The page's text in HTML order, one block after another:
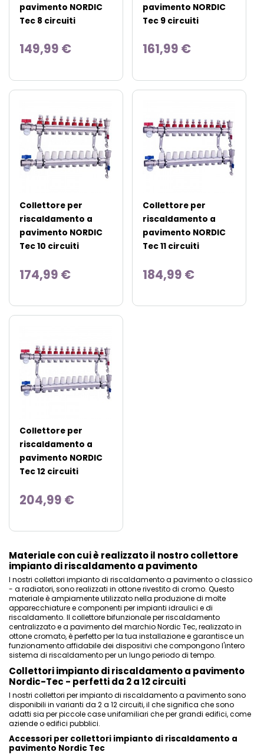
pavimento NORDIC
Tec 8 circuiti
149,99 €
pavimento NORDIC
Tec 9 circuiti
161,99 €
Collettore per
riscaldamento a
pavimento NORDIC
Tec 10 circuiti
174,99 €
Collettore per
riscaldamento a
pavimento NORDIC
Tec 11 circuiti
184,99 €
Collettore per
riscaldamento a
pavimento NORDIC
Tec 12 circuiti
204,99 €
Materiale con cui è realizzato il nostro collettore
impianto di riscaldamento a pavimento
I nostri collettori impianto di riscaldamento a pavimento o classico
- a radiatori, sono realizzati in ottone rivestito di cromo. Questo
materiale è ampiamente utilizzato nella produzione di molte
apparecchiature e componenti per impianti idraulici e di
riscaldamento. Il collettore bifunzionale per riscaldamento
centralizzato e a pavimento del marchio Nordic Tec, realizzato in
ottone cromato, è perfetto per la tua installazione e garantisce un
funzionamento affidabile dei dispositivi che compongono l'intero
sistema di riscaldamento per un lungo periodo di tempo.
Collettori impianto di riscaldamento a pavimento
Nordic-Tec - perfetti da 2 a 12 circuiti
I nostri collettori per impianto di riscaldamento a pavimento sono
disponibili in varianti da 2 a 12 circuiti, il che significa che sono
adatti sia per piccole case unifamiliari che per grandi edifici, come
aziende o edifici pubblici.
Accessori per collettori impianto di riscaldamento a
pavimento Nordic Tec